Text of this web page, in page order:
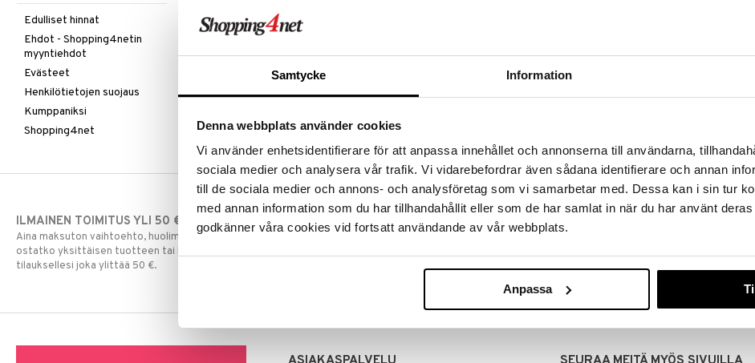
Samtycke Information
Denna webbplats använder cookies
Vi använder enhetsidentifierare för att anpassa innehållet och annonserna till användarna,
sociala medier och analysera vår trafik. Vi vidarebefordrar även sådana identifierare och annan
till de sociala medier och annons- och analysföretag som vi samarbetar med. Dessa kan i sin tur
med annan information som du har tillhandahållit eller som de har samlat in när du har använt
godkänner våra cookies vid fortsatt användande av vår webbplats.
Anpassa
Edulliset hinnat
Ehdot - Shopping4netin
myyntiehdot
Evästeet
Henkilötietojen suojaus
Kumppaniksi
Shopping4net
ILMAINEN TOIMITUS YLI 50 €
Aina maksuton vaihtoehto, huolimatta siitä
ostatko yksittäisen tuotteen tai koko
tilauksellesi joka ylittää 50 €.
NOPEAT TOIMITUKSET EDULLISET HINNAT
Voit olla varma, että teet löytöjä